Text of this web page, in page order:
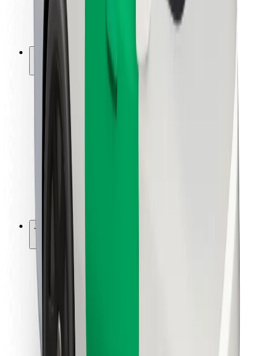
Lentokentät
Boltin lataustelineet
Matkustajille
Kuljettajille
Ruokaläheteille
Bolt Food
Fleet Ownereille
Ravintoloille
Bolt for Business
Jotain muuta
Tavarantoimittajille
Evästeet
Turvallisuus